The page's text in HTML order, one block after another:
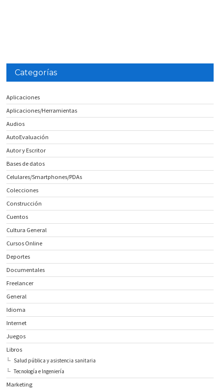
Categorías
Aplicaciones
Aplicaciones/Herramientas
Audios
AutoEvaluación
Autor y Escritor
Bases de datos
Celulares/Smartphones/PDAs
Colecciones
Construcción
Cuentos
Cultura General
Cursos Online
Deportes
Documentales
Freelancer
General
Idioma
Internet
Juegos
Libros
Salud pública y asistencia sanitaria
Tecnología e Ingeniería
Marketing